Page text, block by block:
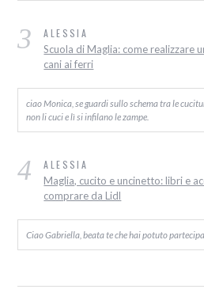
3 ALESSIA
Scuola di Maglia: come realizzare
cani ai ferri
ciao Monica, se guardi sullo schema tra le
non li cuci e lì si infilano le zampe.
4 ALESSIA
Maglia, cucito e uncinetto: libri e
comprare da Lidl
Ciao Gabriella, beata te che hai potuto